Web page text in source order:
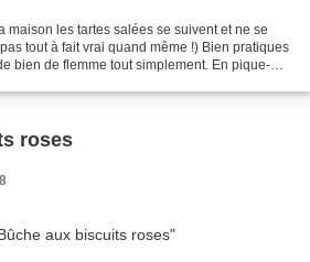
maison les tartes salées se suivent et ne se
tout à fait vrai quand même !) Bien pratiques
bien de flemme tout simplement. En pique-
roses